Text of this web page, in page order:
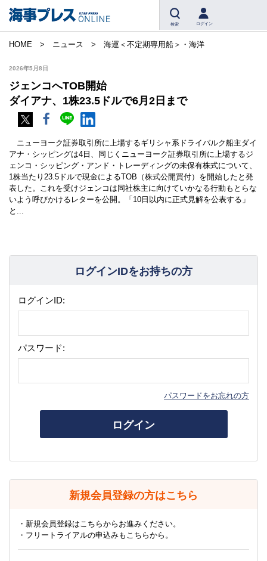
検索 ログイン
HOME ニュース 海運＜不定期専用船＞・海洋
2026年5月8日
ジェンコへTOB開始
ダイアナ、1株23.5ドルで6月2日まで
ニューヨーク証券取引所に上場するギリシャ系ドライバルク船主ダイ
アナ・シッピングは4日、同じくニューヨーク証券取引所に上場するジ
ェンコ・シッピング・アンド・トレーディングの未保有株式について、
1株当たり23.5ドルで現金によるTOB（株式公開買付）を開始したと発
表した。これを受けジェンコは同社株主に向けていかなる行動もとらな
いよう呼びかけるレターを公開。「10日以内に正式見解を公表する」
と...
ログインIDをお持ちの方
ログインID:
パスワード:
パスワードをお忘れの方
ログイン
新規会員登録の方はこちら
・新規会員登録はこちらからお進みください。
・フリートライアルの申込みもこちらから。